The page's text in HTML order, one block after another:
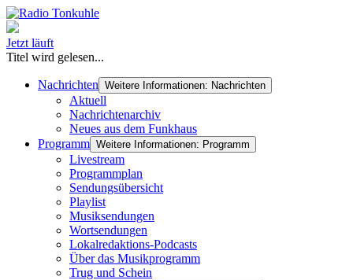
Jetzt läuft
Titel wird gelesen...
Nachrichten Weitere Informationen: Nachrichten
Aktuell
Nachrichtenarchiv
Neues aus dem Funkhaus
Programm Weitere Informationen: Programm
Livestream
Programmplan
Sendungsübersicht
Playlist
Musiksendungen
Wortsendungen
Lokalredaktions-Podcasts
Über das Musikprogramm
Trug und Schein